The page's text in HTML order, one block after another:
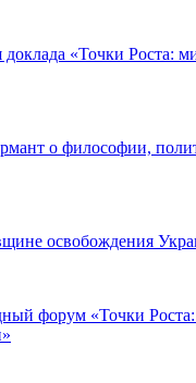
доклада «Точки Роста:
о философии,
освобождения
форум «Точки